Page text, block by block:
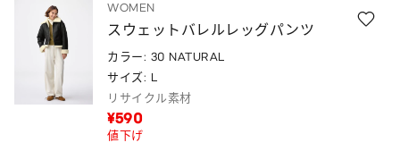
WOMEN
スウェットバレルレッグパンツ
カラー: 30 NATURAL
サイズ: L
リサイクル素材
¥590
値下げ